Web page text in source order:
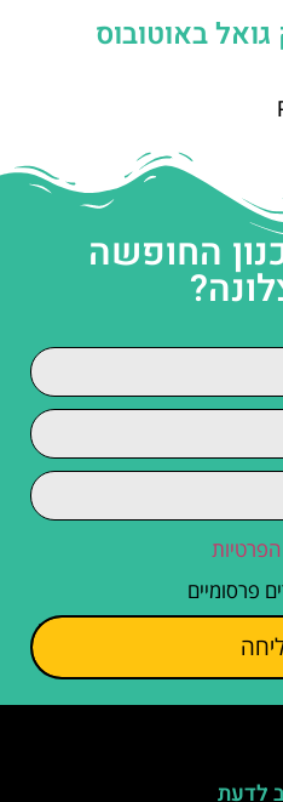
באוטובוס
החופשה
הפרטיות
פרסומיים
לדעת